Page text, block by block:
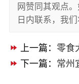
网赞同其观点
日内联系，我
上一篇： 零食
下一篇： 常州